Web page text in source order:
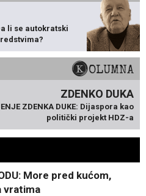
li se autokratski
KOLUMNA
ZDENKO DUKA
ZDENKA DUKE: Dijaspora kao
politički projekt HDZ-a
More pred kućom,
vratima